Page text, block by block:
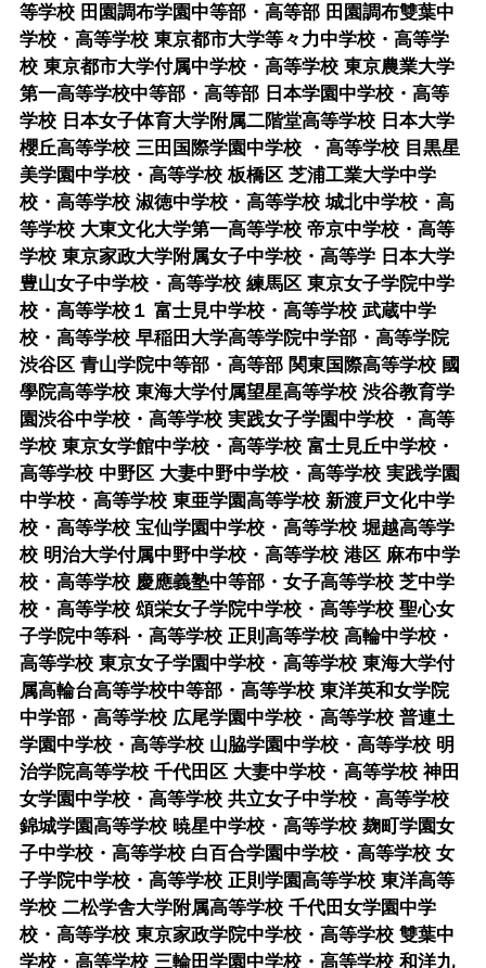
等学校 田園調布学園中等部・高等部 田園調布雙葉中
学校・高等学校 東京都市大学等々力中学校・高等学
校 東京都市大学付属中学校・高等学校 東京農業大学
第一高等学校中等部・高等部 日本学園中学校・高等
学校 日本女子体育大学附属二階堂高等学校 日本大学
櫻丘高等学校 三田国際学園中学校 ・高等学校 目黒星
美学園中学校・高等学校 板橋区 芝浦工業大学中学
校・高等学校 淑徳中学校・高等学校 城北中学校・高
等学校 大東文化大学第一高等学校 帝京中学校・高等
学校 東京家政大学附属女子中学校・高等学 日本大学
豊山女子中学校・高等学校 練馬区 東京女子学院中学
校・高等学校１ 富士見中学校・高等学校 武蔵中学
校・高等学校 早稲田大学高等学院中学部・高等学院
渋谷区 青山学院中等部・高等部 関東国際高等学校 國
學院高等学校 東海大学付属望星高等学校 渋谷教育学
園渋谷中学校・高等学校 実践女子学園中学校 ・高等
学校 東京女学館中学校・高等学校 富士見丘中学校・
高等学校 中野区 大妻中野中学校・高等学校 実践学園
中学校・高等学校 東亜学園高等学校 新渡戸文化中学
校・高等学校 宝仙学園中学校・高等学校 堀越高等学
校 明治大学付属中野中学校・高等学校 港区 麻布中学
校・高等学校 慶應義塾中等部・女子高等学校 芝中学
校・高等学校 頌栄女子学院中学校・高等学校 聖心女
子学院中等科・高等学校 正則高等学校 高輪中学校・
高等学校 東京女子学園中学校・高等学校 東海大学付
属高輪台高等学校中等部・高等学校 東洋英和女学院
中学部・高等学校 広尾学園中学校・高等学校 普連土
学園中学校・高等学校 山脇学園中学校・高等学校 明
治学院高等学校 千代田区 大妻中学校・高等学校 神田
女学園中学校・高等学校 共立女子中学校・高等学校
錦城学園高等学校 暁星中学校・高等学校 麹町学園女
子中学校・高等学校 白百合学園中学校・高等学校 女
子学院中学校・高等学校 正則学園高等学校 東洋高等
学校 二松学舎大学附属高等学校 千代田女学園中学
校・高等学校 東京家政学院中学校・高等学校 雙葉中
学校・高等学校 三輪田学園中学校・高等学校 和洋九